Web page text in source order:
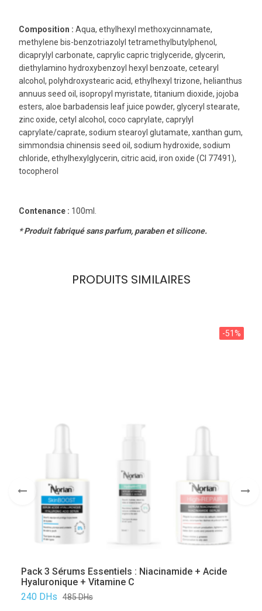
Composition : Aqua, ethylhexyl methoxycinnamate,
methylene bis-benzotriazolyl tetramethylbutylphenol,
dicaprylyl carbonate, caprylic capric triglyceride, glycerin,
diethylamino hydroxybenzoyl hexyl benzoate, cetearyl
alcohol, polyhdroxystearic acid, ethylhexyl trizone, helianthus
annuus seed oil, isopropyl myristate, titanium dioxide, jojoba
esters, aloe barbadensis leaf juice powder, glyceryl stearate,
zinc oxide, cetyl alcohol, coco caprylate, caprylyl
caprylate/caprate, sodium stearoyl glutamate, xanthan gum,
simmondsia chinensis seed oil, sodium hydroxide, sodium
chloride, ethylhexylglycerin, citric acid, iron oxide (CI 77491),
tocopherol
Contenance : 100ml.
* Produit fabriqué sans parfum, paraben et silicone.
PRODUITS SIMILAIRES
-51%
Pack 3 Sérums Essentiels : Niacinamide + Acide
Hyaluronique + Vitamine C
485DHs
240 DHs